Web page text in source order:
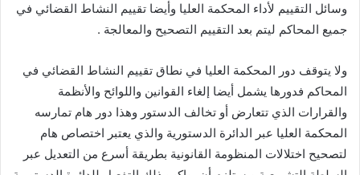
وسائل التقييم لأداء المحكمة العليا وأيضا تقييم النشاط القضائي في
جميع المحاكم ليتم بعد التقييم التصحيح والمعالجة .
ولا يتوقف دور المحكمة العليا في نطاق تقييم النشاط القضائي في
المحاكم فدورها يشمل أيضا إلغاء القوانين واللوائح والأنظمة
والقرارات الذي تتعارض أو تخالف الدستور وهذا دور هام تمارسه
المحكمة العليا عبر الدائرة الدستورية والذي يعتبر اختصاص هام
لتصحيح اختلالات المنظومة القانونية بطريقة أسرع من التعديل عبر